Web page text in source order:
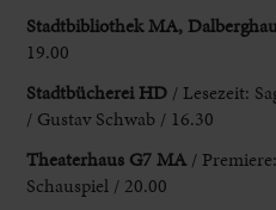
Stadtbibliothek MA,
19.00
Stadtbücherei HD / Lesezeit:
/ Gustav Schwab / 16.30
Theaterhaus G7 MA /
Schauspiel / 20.00